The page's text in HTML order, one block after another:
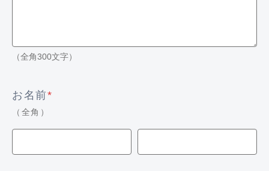
（全角300文字）
お名前*
（全角）